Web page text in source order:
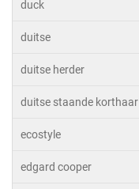
duck
duitse
duitse herder
duitse staande korthaar
ecostyle
edgard cooper